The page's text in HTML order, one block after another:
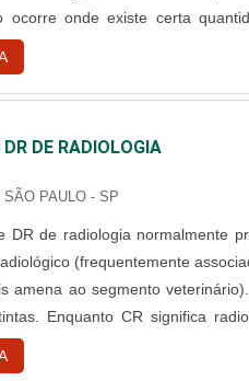
ocorre onde existe certa
elétricas, o que
ideal para a eliminação dos
DE RADIOLOGIA
PAULO - SP
DR de radiologia normalmente
(frequentemente
amena ao segmento
Enquanto CR significa
digital. Um pouco do
as tecnologias são capazes